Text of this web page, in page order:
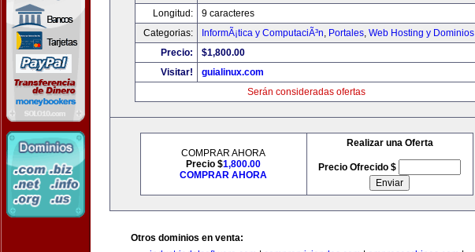
Longitud:
9 caracteres
Categorias:
InformÃ¡tica y ComputaciÃ³n, Portales, Web Hosting y Dominios
Precio:
$1,800.00
Visitar!
guialinux.com
Serán consideradas ofertas
COMPRAR AHORA
Precio $1,800.00
COMPRAR AHORA
Realizar una Oferta
Precio Ofrecido $
Otros dominios en venta: